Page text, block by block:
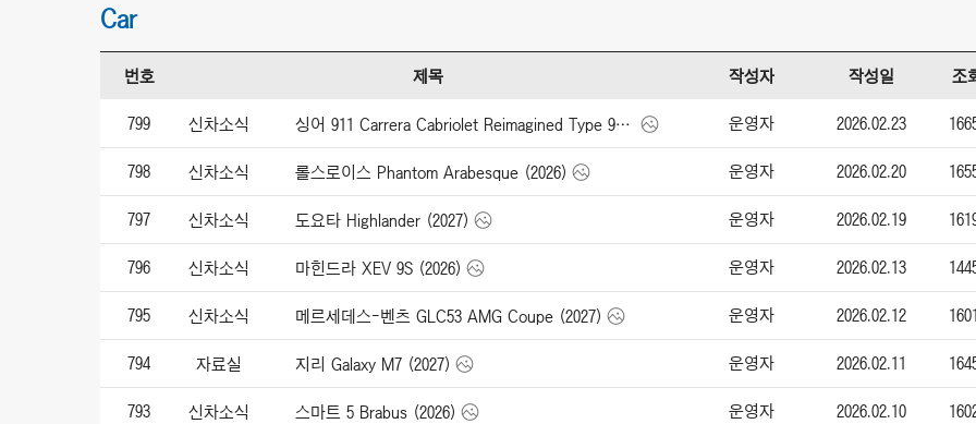
Car
번호 제목 작성자 작성일 조
799 신차소식 싱어 911 Carrera Cabriolet Reimagined Type 964 (2026) 운영자 2026.02.23
798 신차소식 롤스로이스 Phantom Arabesque (2026) 운영자 2026.02.20
797 신차소식 도요타 Highlander (2027) 운영자 2026.02.19
796 신차소식 마힌드라 XEV 9S (2026) 운영자 2026.02.13
795 신차소식 메르세데스-벤츠 GLC53 AMG Coupe (2027) 운영자 2026.02.12
794 자료실 지리 Galaxy M7 (2027) 운영자 2026.02.11
793 신차소식 스마트 5 Brabus (2026) 운영자 2026.02.10